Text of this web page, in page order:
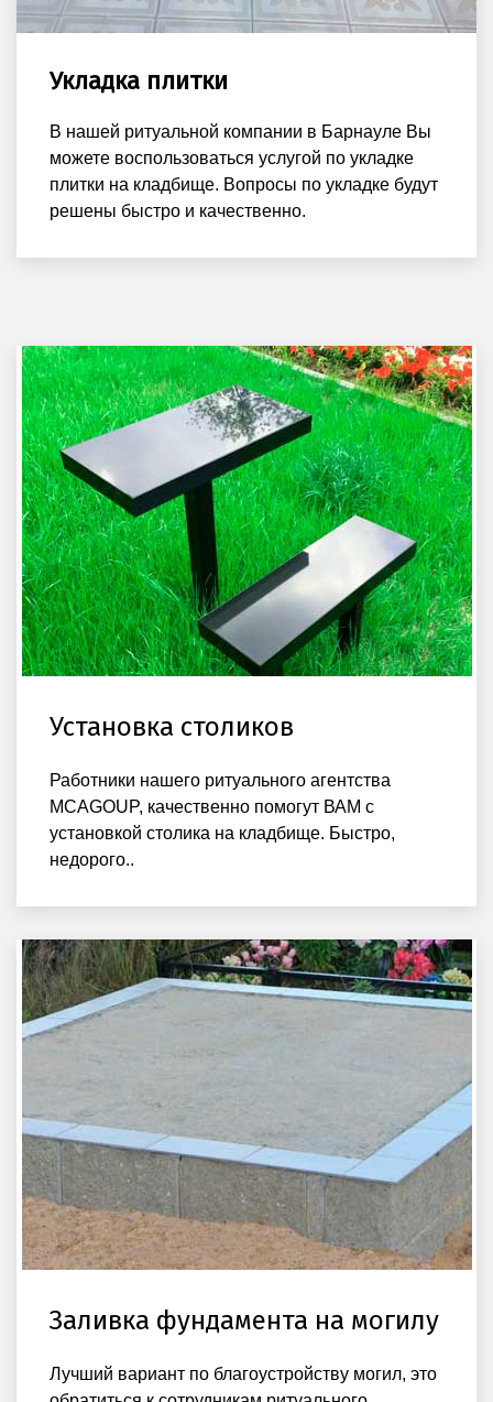
Укладка плитки
В нашей ритуальной компании в Барнауле Вы
можете воспользоваться услугой по укладке
плитки на кладбище. Вопросы по укладке будут
решены быстро и качественно.
Установка столиков
Работники нашего ритуального агентства
MCAGOUP, качественно помогут ВАМ с
установкой столика на кладбище. Быстро,
недорого..
Заливка фундамента на могилу
Лучший вариант по благоустройству могил, это